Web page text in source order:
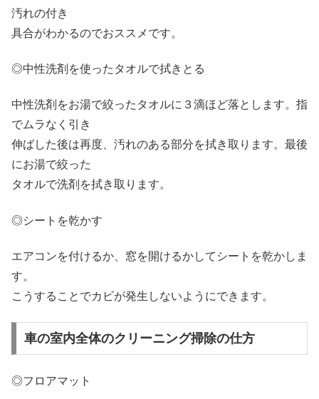
汚れの付き
具合がわかるのでおススメです。
◎中性洗剤を使ったタオルで拭きとる
中性洗剤をお湯で絞ったタオルに３滴ほど落とします。指
でムラなく引き
伸ばした後は再度、汚れのある部分を拭き取ります。最後
にお湯で絞った
タオルで洗剤を拭き取ります。
◎シートを乾かす
エアコンを付けるか、窓を開けるかしてシートを乾かしま
す。
こうすることでカビが発生しないようにできます。
車の室内全体のクリーニング掃除の仕方
◎フロアマット